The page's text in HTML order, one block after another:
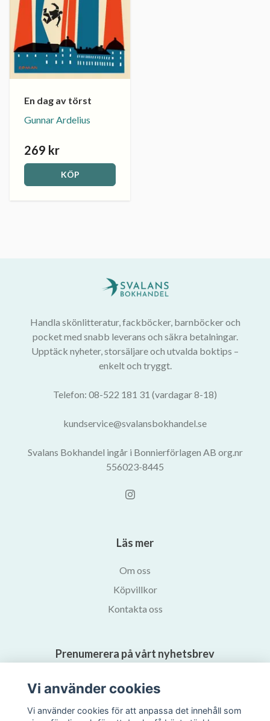
En dag av törst
Gunnar Ardelius
269 kr
KÖP
Handla skönlitteratur, fackböcker, barnböcker och
pocket med snabb leverans och säkra betalningar.
Upptäck nyheter, storsäljare och utvalda boktips –
enkelt och tryggt.
Telefon: 08-522 181 31 (vardagar 8-18)
kundservice@svalansbokhandel.se
Svalans Bokhandel ingår i Bonnierförlagen AB org.nr
556023-8445
Läs mer
Om oss
Köpvillkor
Kontakta oss
Prenumerera på vårt nyhetsbrev
Vi använder cookies
Vi använder cookies för att anpassa det innehåll som